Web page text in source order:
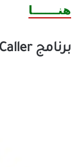
هنــــــا
برنامج True Caller